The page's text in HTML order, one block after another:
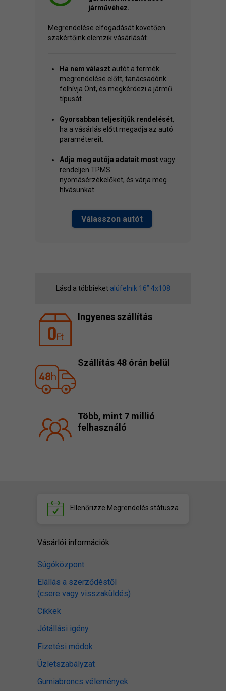
járművéhez.
Megrendelése elfogadását követően
szakértőink elemzik vásárlását.
Ha nem választ autót a termék
megrendelése előtt, tanácsadónk
felhívja Önt, és megkérdezi a jármű
típusát.
Gyorsabban teljesítjük rendelését,
ha a vásárlás előtt megadja az autó
paramétereit.
Adja meg autója adatait most vagy
rendeljen TPMS
nyomásérzékelőket, és várja meg
hívásunkat.
Válasszon autót
Lásd a többieket alúfelnik 16” 4x108
Ingyenes szállítás
Szállítás 48 órán belül
Több, mint 7 millió
felhasználó
Ellenőrizze Megrendelés státusza
Vásárlói információk
Súgóközpont
Elállás a szerződéstől
(csere vagy visszaküldés)
Cikkek
Jótállási igény
Fizetési módok
Üzletszabályzat
Gumiabroncs vélemények